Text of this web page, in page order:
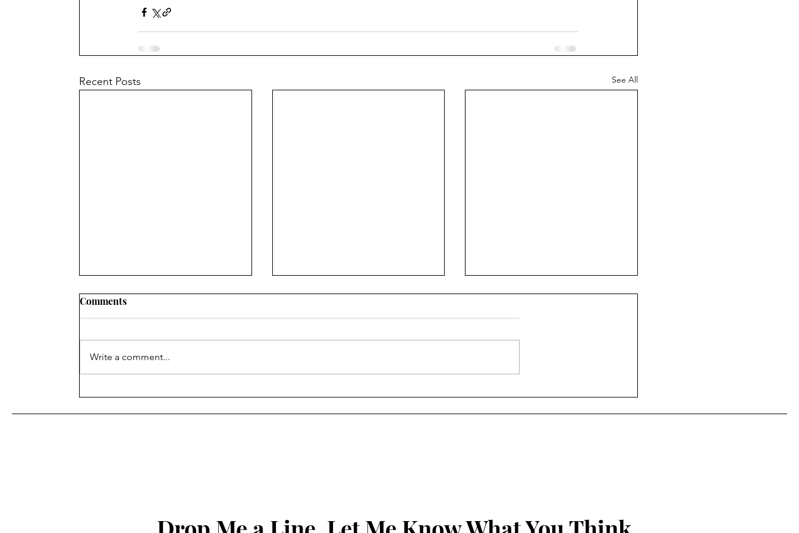
Recent Posts See All
શિક્ષણ ખાતાના વહીવટી સ્ટાફના
સચીનમાં છરીના ધાકે લૂંટ કરનાર
સૂરત ગ્રીનસિટી ક્લબ હાઉસમાં
Comments
Write a comment...